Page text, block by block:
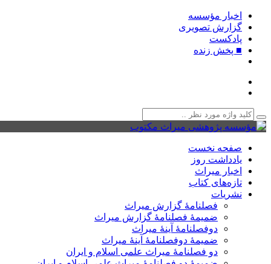
اخبار مؤسسه
گزارش تصویری
پادکست‌
■ پخش زنده
صفحه نخست
یادداشت روز
اخبار میراث
تازه‌های کتاب
نشریات
فصلنامۀ گزارش میراث
ضمیمۀ فصلنامۀ گزارش میراث
دوفصلنامۀ آینۀ میراث
ضمیمۀ دوفصلنامۀ آینۀ میراث
دو فصلنامۀ میراث علمی اسلام و ایران